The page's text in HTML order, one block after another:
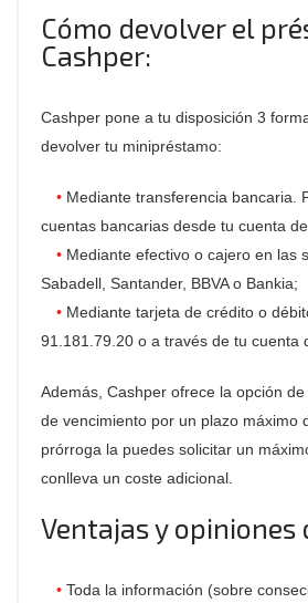
Cómo devolver el
Cashper:
Cashper pone a tu disposición 3
devolver tu minipréstamo:
Mediante transferencia bancaria.
cuentas bancarias desde tu cuenta
Mediante efectivo o cajero en las
Sabadell, Santander, BBVA o Bankia;
Mediante tarjeta de crédito o
91.181.79.20 o a través de tu cuenta
Además, Cashper ofrece la opción
de vencimiento por un plazo máximo
prórroga la puedes solicitar un
conlleva un coste adicional.
Ventajas y opiniones
Toda la información (sobre